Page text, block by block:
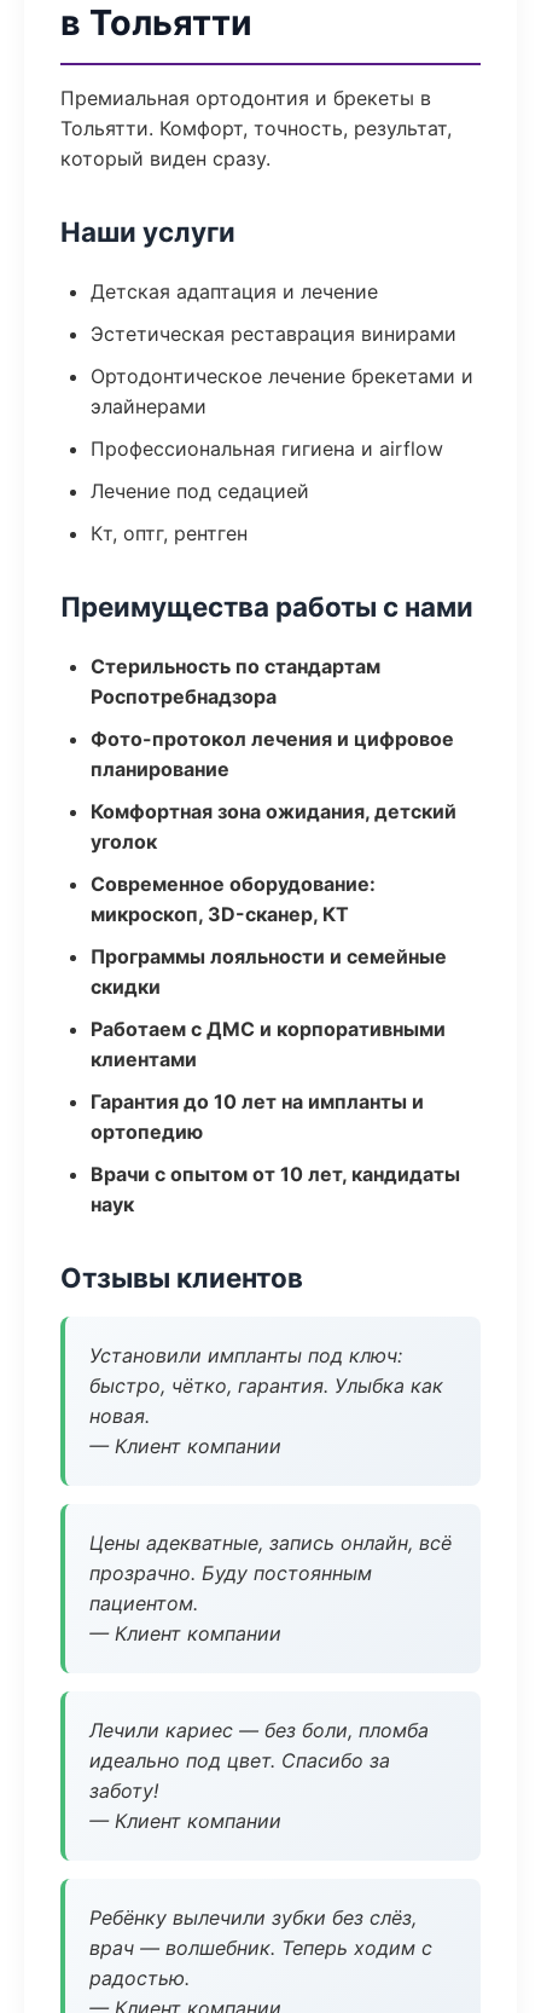
в Тольятти
Премиальная ортодонтия и брекеты в
Тольятти. Комфорт, точность, результат,
который виден сразу.
Наши услуги
Детская адаптация и лечение
Эстетическая реставрация винирами
Ортодонтическое лечение брекетами и
элайнерами
Профессиональная гигиена и airflow
Лечение под седацией
Кт, оптг, рентген
Преимущества работы с нами
Стерильность по стандартам
Роспотребнадзора
Фото-протокол лечения и цифровое
планирование
Комфортная зона ожидания, детский
уголок
Современное оборудование:
микроскоп, 3D-сканер, КТ
Программы лояльности и семейные
скидки
Работаем с ДМС и корпоративными
клиентами
Гарантия до 10 лет на импланты и
ортопедию
Врачи с опытом от 10 лет, кандидаты
наук
Отзывы клиентов
Установили импланты под ключ:
быстро, чётко, гарантия. Улыбка как
новая.
— Клиент компании
Цены адекватные, запись онлайн, всё
прозрачно. Буду постоянным
пациентом.
— Клиент компании
Лечили кариес — без боли, пломба
идеально под цвет. Спасибо за
заботу!
— Клиент компании
Ребёнку вылечили зубки без слёз,
врач — волшебник. Теперь ходим с
радостью.
— Клиент компании